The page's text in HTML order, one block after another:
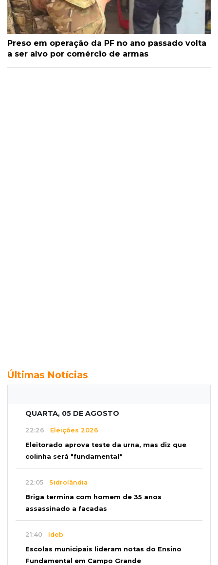
Preso em operação da PF no ano passado volta
a ser alvo por comércio de armas
Últimas Notícias
QUARTA, 05 DE AGOSTO
22:26 Eleições 2026
Eleitorado aprova teste da urna, mas diz que
colinha será "fundamental"
22:05 Sidrolândia
Briga termina com homem de 35 anos
assassinado a facadas
21:40 Ideb
Escolas municipais lideram notas do Ensino
Fundamental em Campo Grande